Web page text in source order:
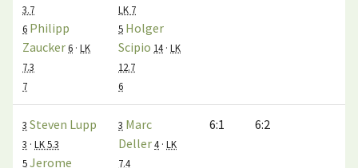
3.7
6 Philipp
Zaucker6 · LK
7.3
7
LK 7
5 Holger
Scipio 14 · LK
12.7
6
3 Steven Lupp
3 · LK 5.3
5Jerome
3 Marc
Deller4 · LK
7.4
6:1 6:2